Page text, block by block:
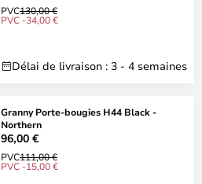
PVC130,00 €
PVC -34,00 €
Délai de livraison : 3 - 4 semaines
Granny Porte-bougies H44 Black -
Northern
96,00 €
PVC111,00 €
PVC -15,00 €